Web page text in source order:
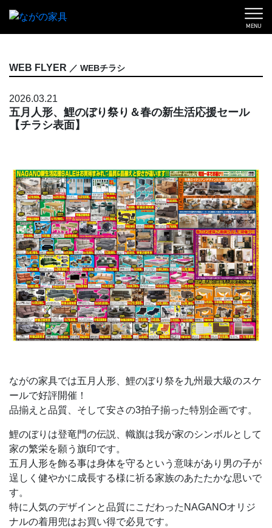
MENU
WEB FLYER ／ WEBチラシ
2026.03.21
五月人形、鯉のぼり祭り＆春の新生活応援セール
【チラシ表面】
ながの家具では五月人形、鯉のぼり祭を九州最大級のスケ
ールで好評開催！
品揃えと品質、そして安さの3拍子揃った特別企画です。
鯉のぼりは登竜門の伝説、幟旗は我が家のシンボルとして
家の繁栄を願う旗印です。
五月人形を飾る事は身体を守るという意味があり男の子が
逞しく健やかに成長する様に祈る家族のあたたかな思いで
す。
特に人気のデザインと品質にこだわったNAGANOオリジ
ナルの着用兜はお買い得で必見です。